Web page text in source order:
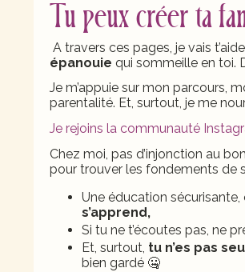
Tu peux créer ta
A travers ces pages, je vais
épanouie qui sommeille en toi.
Je m’appuie sur mon parcours,
parentalité. Et, surtout, je me
Je rejoins la communauté
Chez moi, pas d’injonction au
pour trouver les fondements de
Une éducation sécurisante,
s’apprend,
Si tu ne t’écoutes pas, ne
Et, surtout, tu n’es pas
bien gardé 🤐